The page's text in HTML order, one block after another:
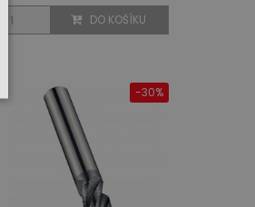
DO KOŠÍKU
-30%